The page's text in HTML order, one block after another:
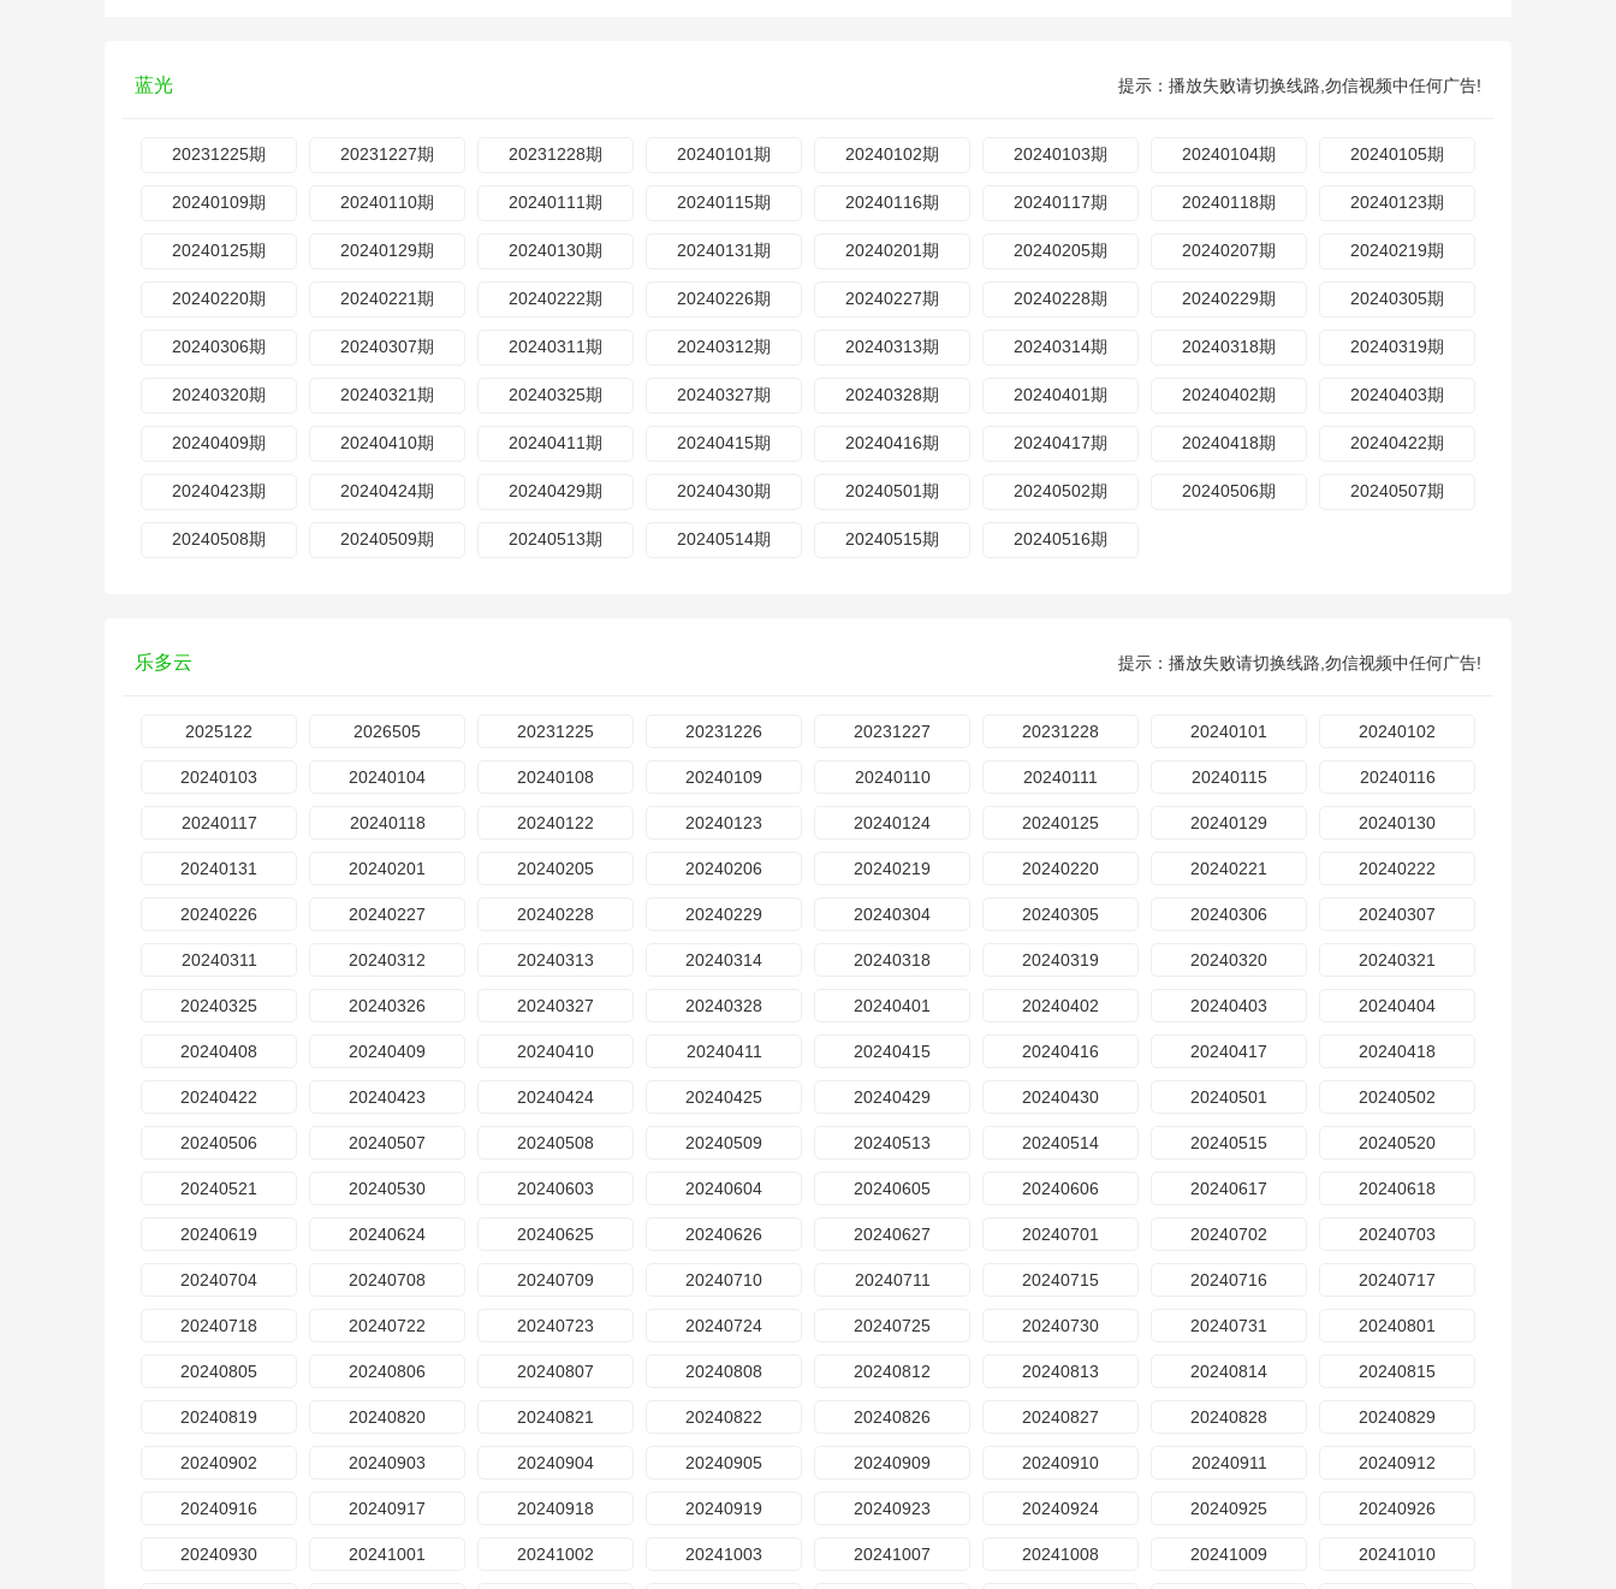
蓝光 提示：播放失败请切换线路,勿信视频中任何广告!
20231225期 20231227期 20231228期 20240101期 20240102期 20240103期 20240104期 20240105期
20240109期 20240110期 20240111期 20240115期 20240116期 20240117期 20240118期 20240123期
20240125期 20240129期 20240130期 20240131期 20240201期 20240205期 20240207期 20240219期
20240220期 20240221期 20240222期 20240226期 20240227期 20240228期 20240229期 20240305期
20240306期 20240307期 20240311期 20240312期 20240313期 20240314期 20240318期 20240319期
20240320期 20240321期 20240325期 20240327期 20240328期 20240401期 20240402期 20240403期
20240409期 20240410期 20240411期 20240415期 20240416期 20240417期 20240418期 20240422期
20240423期 20240424期 20240429期 20240430期 20240501期 20240502期 20240506期 20240507期
20240508期 20240509期 20240513期 20240514期 20240515期 20240516期
乐多云 提示：播放失败请切换线路,勿信视频中任何广告!
2025122 2026505 20231225 20231226 20231227 20231228 20240101 20240102
20240103 20240104 20240108 20240109 20240110 20240111 20240115 20240116
20240117 20240118 20240122 20240123 20240124 20240125 20240129 20240130
20240131 20240201 20240205 20240206 20240219 20240220 20240221 20240222
20240226 20240227 20240228 20240229 20240304 20240305 20240306 20240307
20240311 20240312 20240313 20240314 20240318 20240319 20240320 20240321
20240325 20240326 20240327 20240328 20240401 20240402 20240403 20240404
20240408 20240409 20240410 20240411 20240415 20240416 20240417 20240418
20240422 20240423 20240424 20240425 20240429 20240430 20240501 20240502
20240506 20240507 20240508 20240509 20240513 20240514 20240515 20240520
20240521 20240530 20240603 20240604 20240605 20240606 20240617 20240618
20240619 20240624 20240625 20240626 20240627 20240701 20240702 20240703
20240704 20240708 20240709 20240710 20240711 20240715 20240716 20240717
20240718 20240722 20240723 20240724 20240725 20240730 20240731 20240801
20240805 20240806 20240807 20240808 20240812 20240813 20240814 20240815
20240819 20240820 20240821 20240822 20240826 20240827 20240828 20240829
20240902 20240903 20240904 20240905 20240909 20240910 20240911 20240912
20240916 20240917 20240918 20240919 20240923 20240924 20240925 20240926
20240930 20241001 20241002 20241003 20241007 20241008 20241009 20241010